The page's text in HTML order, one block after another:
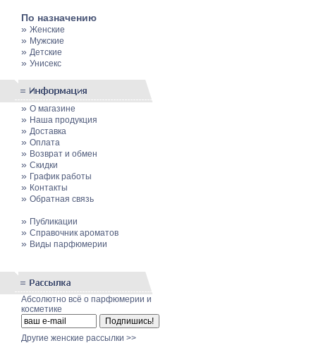
По назначению
» Женские
» Мужские
» Детские
» Унисекс
» О магазине
» Наша продукция
» Доставка
» Оплата
» Возврат и обмен
» Скидки
» График работы
» Контакты
» Обратная связь
» Публикации
» Cправочник ароматов
» Виды парфюмерии
Абсолютно всё о парфюмерии и
косметике
Другие женские рассылки >>